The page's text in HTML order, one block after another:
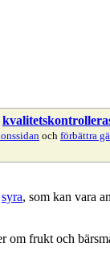
och förbättra
syra, som kan vara
om frukt och